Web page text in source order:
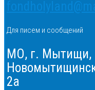
Для писем и сообщений
МО, г. Мытищи,
2а